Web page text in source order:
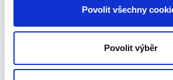
Povolit všechny
Povolit výběr
Obecná